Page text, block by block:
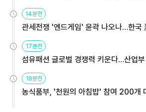
14분전
관세전쟁 '엔드게임' 윤곽 나오나…한국
용해야
17분전
섬유패션 글로벌 경쟁력 키운다…산업
원
18분전
농식품부, '천원의 아침밥' 참여 200개